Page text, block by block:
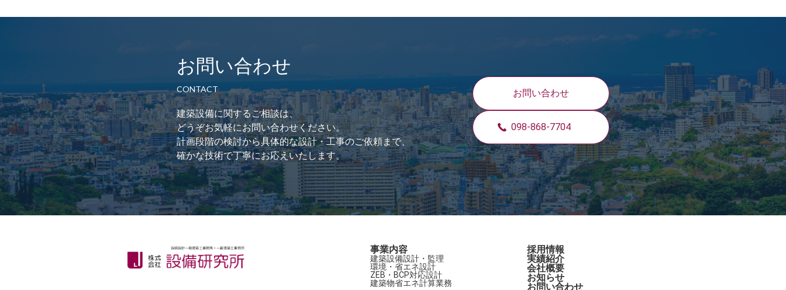
お問い合わせ
CONTACT
建築設備に関するご相談は、
どうぞお気軽にお問い合わせください。
計画段階の検討から具体的な設計・工事のご依頼まで、
確かな技術で丁寧にお応えいたします。
お問い合わせ
098-868-7704
事業内容
建築設備設計・監理
環境・省エネ設計
ZEB・BCP対応設計
建築物省エネ計算業務
採用情報
実績紹介
会社概要
お知らせ
お問い合わせ